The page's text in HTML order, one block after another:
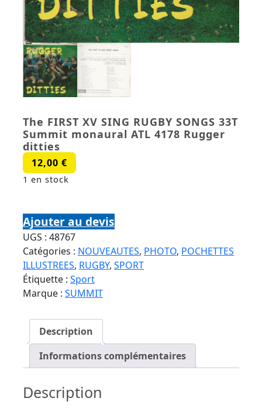
The FIRST XV SING RUGBY SONGS 33T
Summit monaural ATL 4178 Rugger
ditties
12,00 €
1 en stock
33T Summit monaural ATL 4178 Rugger ditties
Ajouter au devis
UGS : 48767
Catégories : NOUVEAUTES, PHOTO, POCHETTES
ILLUSTREES, RUGBY, SPORT
Étiquette : Sport
Marque : SUMMIT
Description
Informations complémentaires
Description